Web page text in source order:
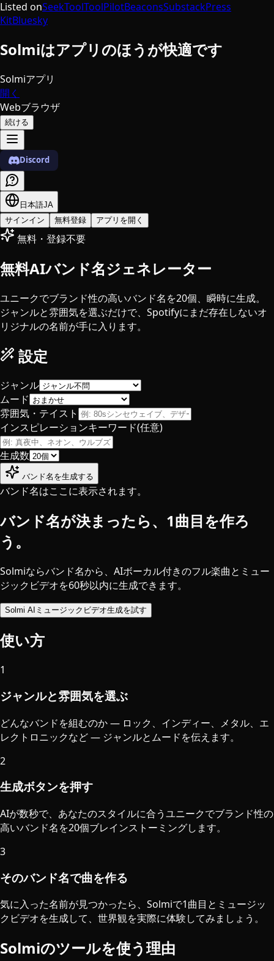
Listed onSeekToolToolPilotBeaconsSubstackPress
KitBluesky
Solmiはアプリのほうが快適です
Solmiアプリ
開く
Webブラウザ
続ける
Discord
日本語JA
サインイン
無料登録 アプリを開く
無料・登録不要
無料AIバンド名ジェネレーター
ユニークでブランド性の高いバンド名を20個、瞬時に生成。
ジャンルと雰囲気を選ぶだけで、Spotifyにまだ存在しないオ
リジナルの名前が手に入ります。
設定
ジャンル
ムード
雰囲気・テイスト
インスピレーションキーワード(任意)
生成数
バンド名を生成する
バンド名はここに表示されます。
バンド名が決まったら、1曲目を作ろ
う。
Solmiならバンド名から、AIボーカル付きのフル楽曲とミュー
ジックビデオを60秒以内に生成できます。
Solmi AIミュージックビデオ生成を試す
使い方
1
ジャンルと雰囲気を選ぶ
どんなバンドを組むのか — ロック、インディー、メタル、エ
レクトロニックなど — ジャンルとムードを伝えます。
2
生成ボタンを押す
AIが数秒で、あなたのスタイルに合うユニークでブランド性の
高いバンド名を20個ブレインストーミングします。
3
そのバンド名で曲を作る
気に入った名前が見つかったら、Solmiで1曲目とミュージッ
クビデオを生成して、世界観を実際に体験してみましょう。
Solmiのツールを使う理由